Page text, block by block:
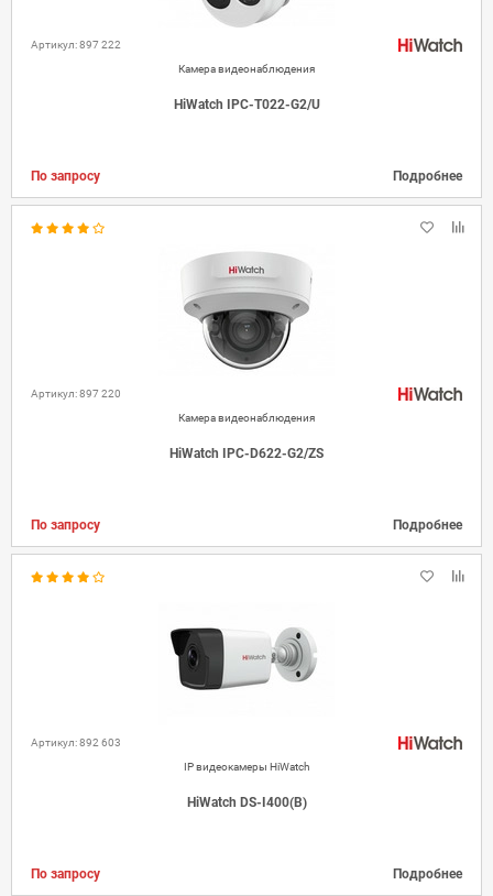
Артикул: 897 222
Камера видеонаблюдения
HiWatch IPC-T022-G2/U
По запросу Подробнее
Артикул: 897 220
Камера видеонаблюдения
HiWatch IPC-D622-G2/ZS
По запросу Подробнее
Артикул: 892 603
IP видеокамеры HiWatch
HiWatch DS-I400(B)
По запросу Подробнее